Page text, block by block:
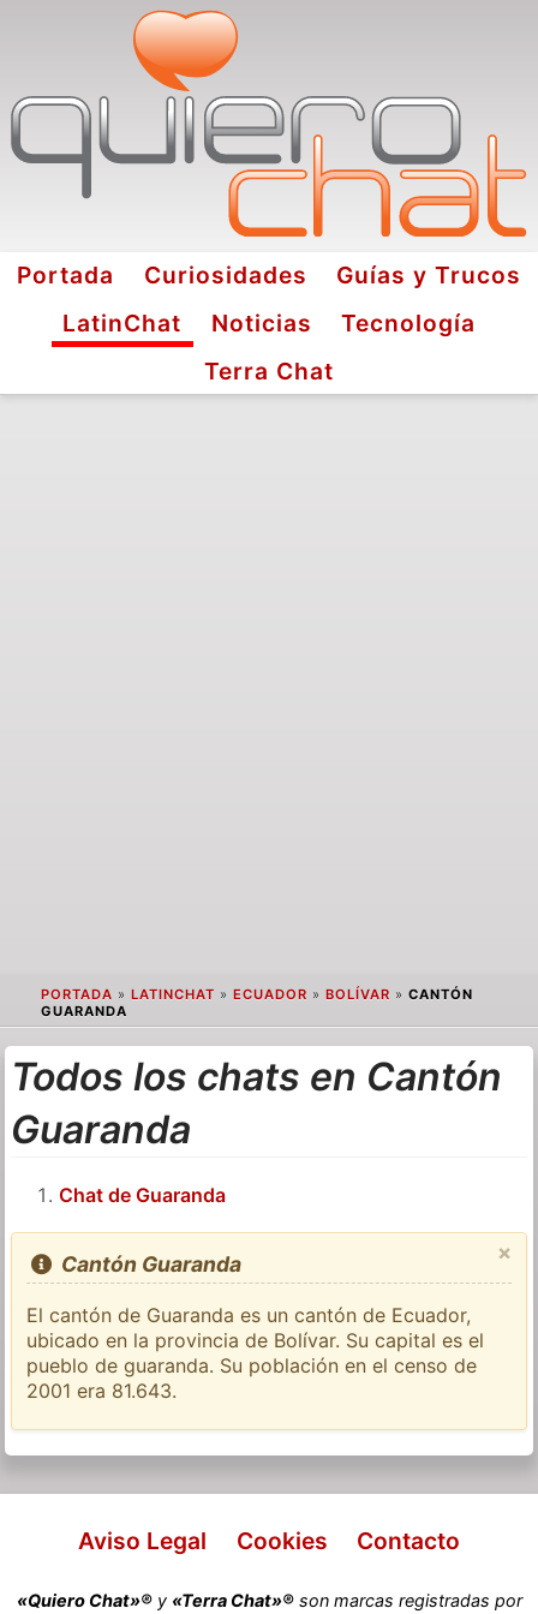
Portada Curiosidades
Guías y Trucos
LatinChat
Noticias
Tecnología
Terra Chat
PORTADA » LATINCHAT » ECUADOR » BOLÍVAR » CANTÓN
GUARANDA
Todos los chats en Cantón
Guaranda
Chat de Guaranda
×
Cantón Guaranda
El cantón de Guaranda es un cantón de Ecuador,
ubicado en la provincia de Bolívar. Su capital es el
pueblo de guaranda. Su población en el censo de
2001 era 81.643.
Aviso Legal Cookies Contacto
«Quiero Chat»®y «Terra Chat»®son marcas registradas por